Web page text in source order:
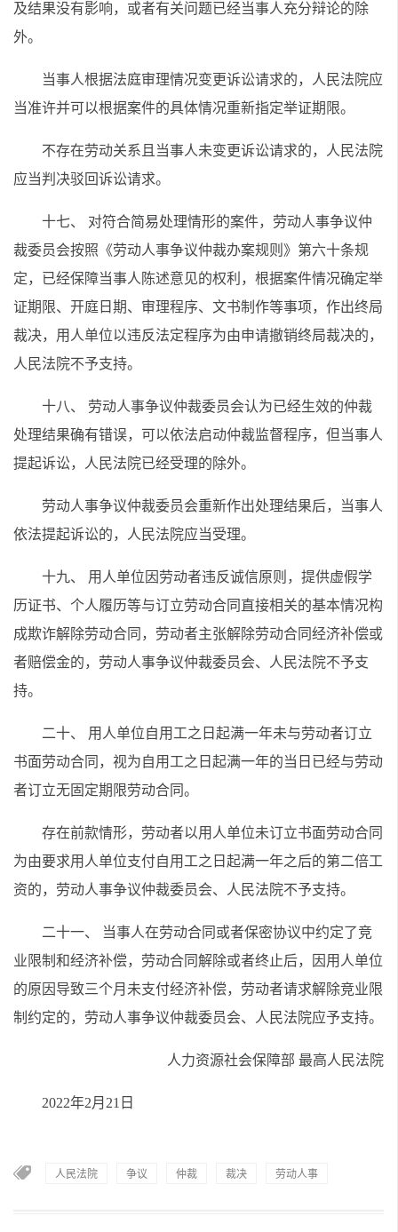
及结果没有影响，或者有关问题已经当事人充分辩论的除
外。
当事人根据法庭审理情况变更诉讼请求的，人民法院应
当准许并可以根据案件的具体情况重新指定举证期限。
不存在劳动关系且当事人未变更诉讼请求的，人民法院
应当判决驳回诉讼请求。
十七、 对符合简易处理情形的案件，劳动人事争议仲
裁委员会按照《劳动人事争议仲裁办案规则》第六十条规
定，已经保障当事人陈述意见的权利，根据案件情况确定举
证期限、开庭日期、审理程序、文书制作等事项，作出终局
裁决，用人单位以违反法定程序为由申请撤销终局裁决的，
人民法院不予支持。
十八、 劳动人事争议仲裁委员会认为已经生效的仲裁
处理结果确有错误，可以依法启动仲裁监督程序，但当事人
提起诉讼，人民法院已经受理的除外。
劳动人事争议仲裁委员会重新作出处理结果后，当事人
依法提起诉讼的，人民法院应当受理。
十九、 用人单位因劳动者违反诚信原则，提供虚假学
历证书、个人履历等与订立劳动合同直接相关的基本情况构
成欺诈解除劳动合同，劳动者主张解除劳动合同经济补偿或
者赔偿金的，劳动人事争议仲裁委员会、人民法院不予支
持。
二十、 用人单位自用工之日起满一年未与劳动者订立
书面劳动合同，视为自用工之日起满一年的当日已经与劳动
者订立无固定期限劳动合同。
存在前款情形，劳动者以用人单位未订立书面劳动合同
为由要求用人单位支付自用工之日起满一年之后的第二倍工
资的，劳动人事争议仲裁委员会、人民法院不予支持。
二十一、 当事人在劳动合同或者保密协议中约定了竞
业限制和经济补偿，劳动合同解除或者终止后，因用人单位
的原因导致三个月未支付经济补偿，劳动者请求解除竞业限
制约定的，劳动人事争议仲裁委员会、人民法院应予支持。
人力资源社会保障部 最高人民法院
2022年2月21日
人民法院 争议 仲裁 裁决 劳动人事